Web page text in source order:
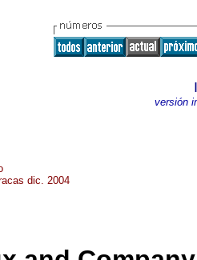
versión
dic. 2004